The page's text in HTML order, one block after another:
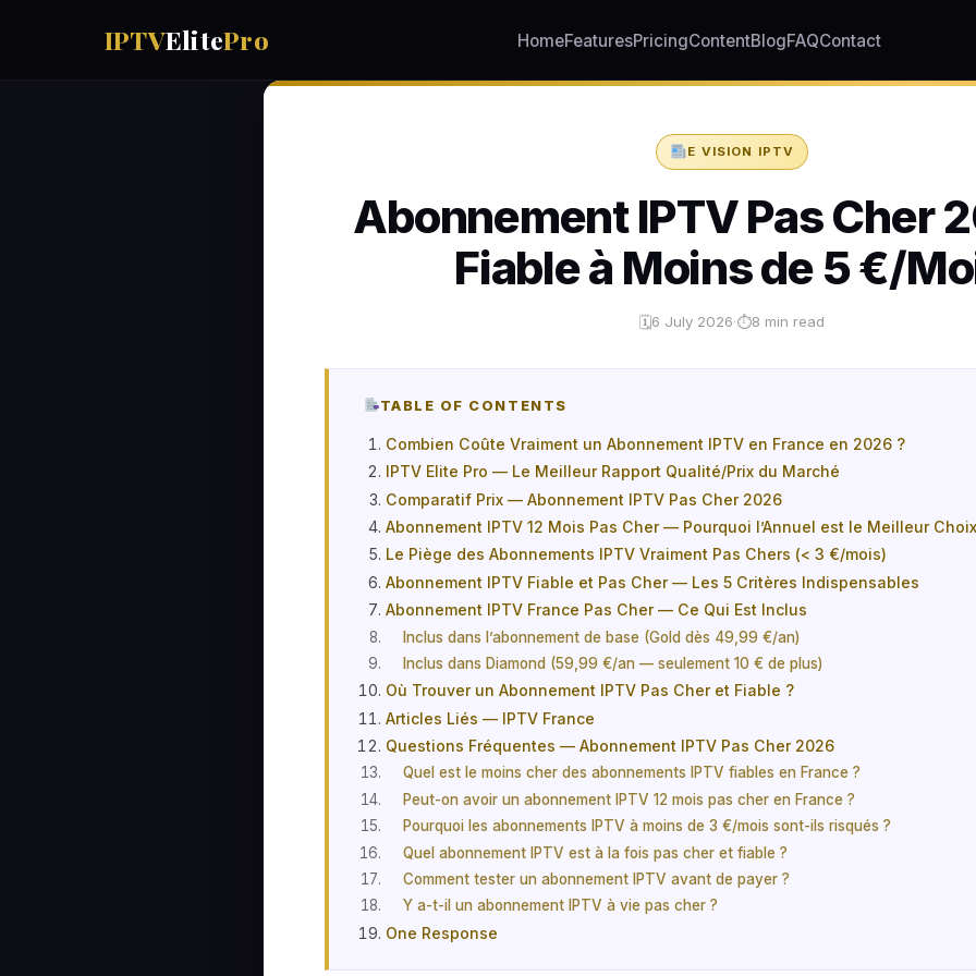
IPTVElitePro HomeFeaturesPricingContentBlogFAQContact
E VISION IPTV
Abonnement IPTV Pas Cher
Fiable à Moins de 5 €/
🗓6 July 2026·⏱8 min read
TABLE OF CONTENTS
Combien Coûte Vraiment un Abonnement IPTV en France en 2026 ?
IPTV Elite Pro — Le Meilleur Rapport Qualité/Prix du Marché
Comparatif Prix — Abonnement IPTV Pas Cher 2026
Abonnement IPTV 12 Mois Pas Cher — Pourquoi l’Annuel est le Meilleur Choix
Le Piège des Abonnements IPTV Vraiment Pas Chers (< 3 €/mois)
Abonnement IPTV Fiable et Pas Cher — Les 5 Critères Indispensables
Abonnement IPTV France Pas Cher — Ce Qui Est Inclus
Inclus dans l’abonnement de base (Gold dès 49,99 €/an)
Inclus dans Diamond (59,99 €/an — seulement 10 € de plus)
Où Trouver un Abonnement IPTV Pas Cher et Fiable ?
Articles Liés — IPTV France
Questions Fréquentes — Abonnement IPTV Pas Cher 2026
Quel est le moins cher des abonnements IPTV fiables en France ?
Peut-on avoir un abonnement IPTV 12 mois pas cher en France ?
Pourquoi les abonnements IPTV à moins de 3 €/mois sont-ils risqués ?
Quel abonnement IPTV est à la fois pas cher et fiable ?
Comment tester un abonnement IPTV avant de payer ?
Y a-t-il un abonnement IPTV à vie pas cher ?
One Response